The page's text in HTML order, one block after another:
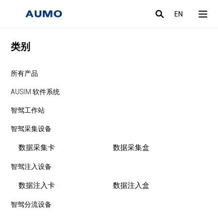
EN
类别
所有产品
AUSIM 软件系统
智驾工作站
智驾采集设备
数据采集卡 数据采集盒
智驾注入设备
数据注入卡 数据注入盒
智驾分流设备